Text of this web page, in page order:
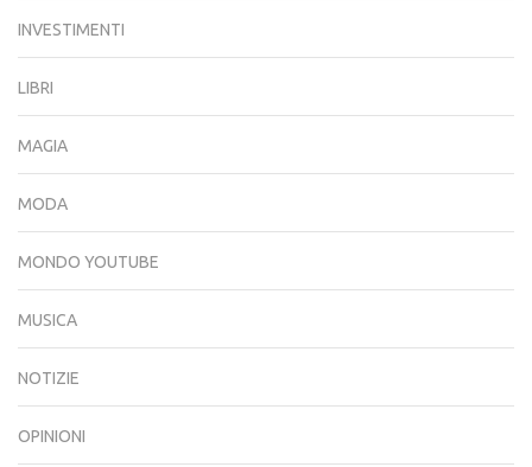
INVESTIMENTI
LIBRI
MAGIA
MODA
MONDO YOUTUBE
MUSICA
NOTIZIE
OPINIONI